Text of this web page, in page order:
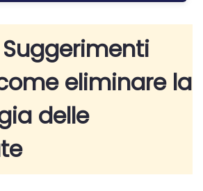
Suggerimenti
eliminare la
delle